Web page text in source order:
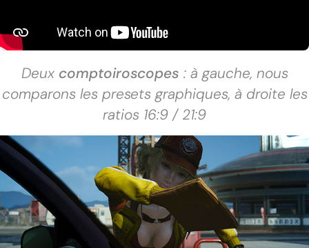
Deux comptoiroscopes : à gauche, nous
comparons les presets graphiques, à droite les
ratios 16:9 / 21:9